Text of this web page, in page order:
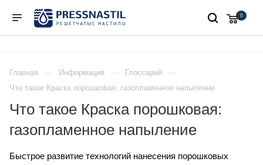
0
Главная Информация
Глоссарий
Что такое Краска порошковая: газопламенное напыление
Что такое Краска порошковая:
газопламенное напыление
Быстрое развитие технологий нанесения порошковых